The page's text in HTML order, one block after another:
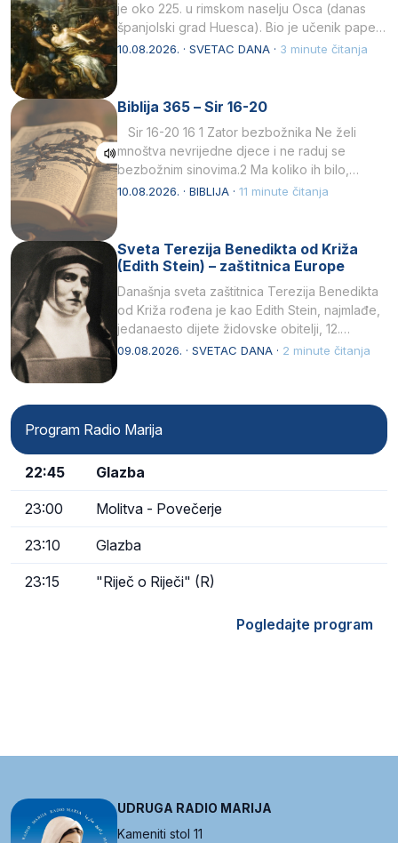
je oko 225. u rimskom naselju Osca (danas
španjolski grad Huesca). Bio je učenik pape…
10.08.2026. · SVETAC DANA · 3 minute čitanja
Biblija 365 – Sir 16-20
Sir 16-20 16 1 Zator bezbožnika Ne želi
mnoštva nevrijedne djece i ne raduj se
bezbožnim sinovima.2 Ma koliko ih bilo,…
10.08.2026. · BIBLIJA · 11 minute čitanja
Sveta Terezija Benedikta od Križa
(Edith Stein) – zaštitnica Europe
Današnja sveta zaštitnica Terezija Benedikta
od Križa rođena je kao Edith Stein, najmlađe,
jedanaesto dijete židovske obitelji, 12.
listopada 1891, u Wrocławu…
09.08.2026. · SVETAC DANA · 2 minute čitanja
Program Radio Marija
22:45 Glazba
23:00 Molitva - Povečerje
23:10 Glazba
23:15 "Riječ o Riječi" (R)
Pogledajte program
UDRUGA RADIO MARIJA
Kameniti stol 11